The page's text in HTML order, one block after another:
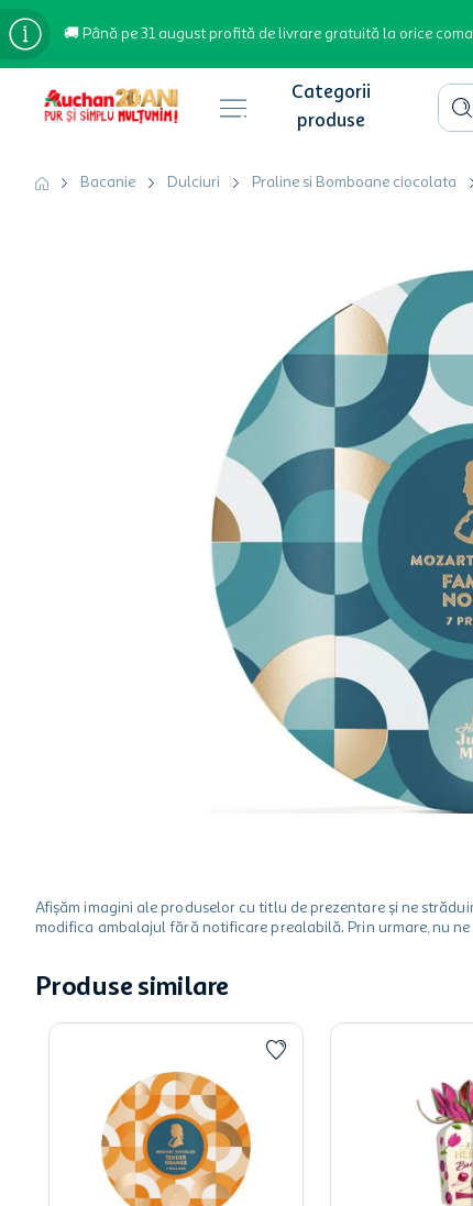
🚚 Până pe 31 august profită de livrare gratuită la orice
apa plata
cafea boabe
garden star
hartie igienica
one two fun
ciocolata
Bacanie Dulciuri Praline si Bomboane ciocolata
Afișăm imagini ale produselor cu titlu de prezentare și ne
modifica ambalajul fără notificare prealabilă. Prin urmare, nu
Produse similare